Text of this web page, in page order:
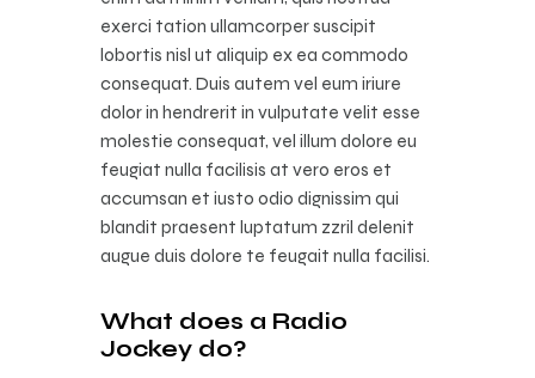
exerci tation ullamcorper suscipit
lobortis nisl ut aliquip ex ea commodo
consequat. Duis autem vel eum iriure
dolor in hendrerit in vulputate velit esse
molestie consequat, vel illum dolore eu
feugiat nulla facilisis at vero eros et
accumsan et iusto odio dignissim qui
blandit praesent luptatum zzril delenit
augue duis dolore te feugait nulla facilisi.
What does a Radio
Jockey do?